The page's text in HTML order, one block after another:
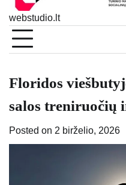
webstudio.lt
Floridos
salos treniruočių
Posted on 2 birželio, 2026